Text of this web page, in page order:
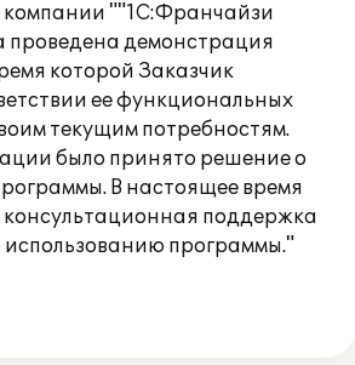
""1С:Франчайзи
проведена демонстрация
которой Заказчик
ее функциональных
текущим потребностям.
было принято решение о
В настоящее время
консультационная поддержка
использованию программы."